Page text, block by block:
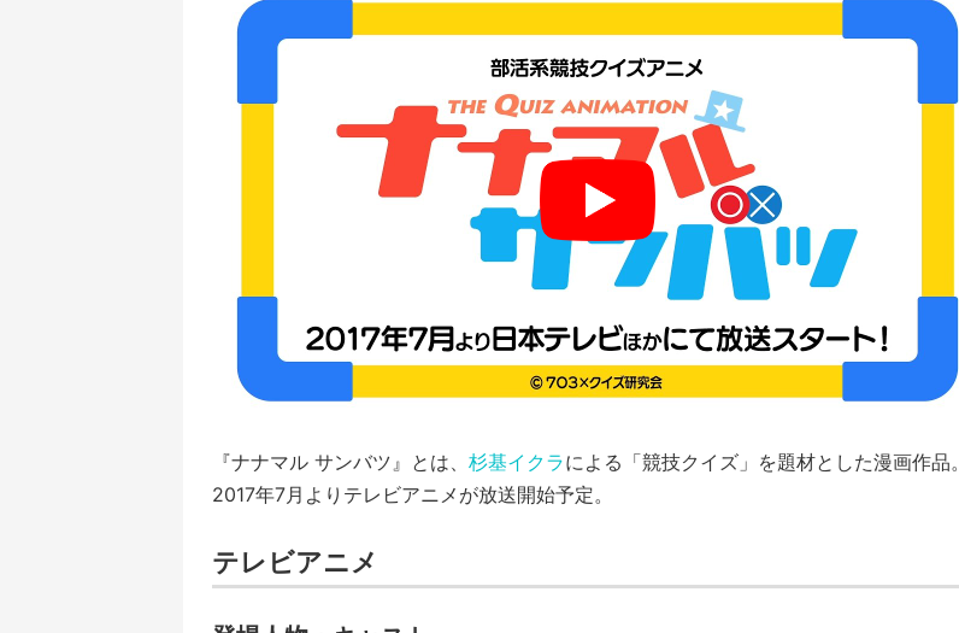
『ナナマル サンバツ』とは、 杉基イクラによる「競技クイズ」を題材とした漫画作品。
2017年7月よりテレビアニメが放送開始予定。
テレビアニメ